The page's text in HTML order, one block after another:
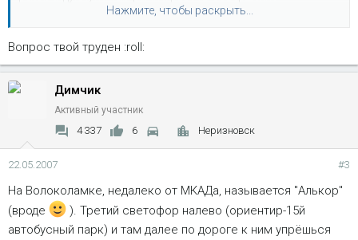
нелояльный к клиенту. :/ я в 7 вечера дай бог только из
нереально. где ещё делают хорошо и цены вменяемые? в
идеале на востоке или северо-востоке, и чтобы можно
было приехать-починить-уехать.
Нажмите, чтобы раскрыть...
Вопрос твой труден :roll:
Димчик
Активный участник
4 337 6 Неризновск
22.05.2007 #3
На Волоколамке, недалеко от МКАДа, называется "Алькор"
(вроде
). Третий светофор налево (ориентир-15й
автобусный парк) и там далее по дороге к ним упрёшься